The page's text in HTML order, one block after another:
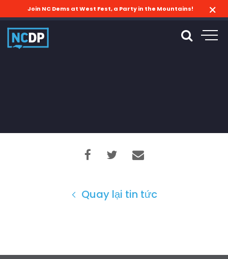
Join NC Dems at West Fest, a Party in the Mountains!
Quay lại tin tức